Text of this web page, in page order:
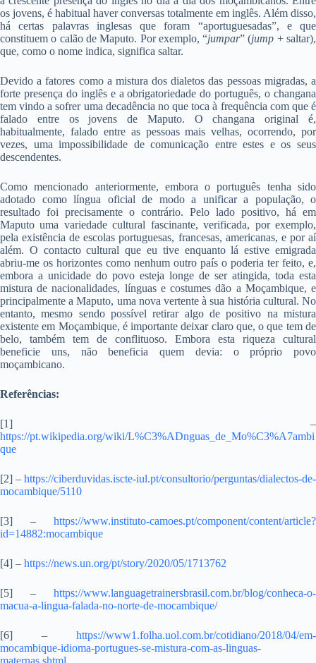
os jovens, é habitual haver conversas totalmente em inglês. Além disso,
há certas palavras inglesas que foram “aportuguesadas”, e que
constituem o calão de Maputo. Por exemplo, “jumpar” (jump + saltar),
que, como o nome indica, significa saltar.
Devido a fatores como a mistura dos dialetos das pessoas migradas, a
forte presença do inglês e a obrigatoriedade do português, o changana
tem vindo a sofrer uma decadência no que toca à frequência com que é
falado entre os jovens de Maputo. O changana original é,
habitualmente, falado entre as pessoas mais velhas, ocorrendo, por
vezes, uma impossibilidade de comunicação entre estes e os seus
descendentes.
Como mencionado anteriormente, embora o português tenha sido
adotado como língua oficial de modo a unificar a população, o
resultado foi precisamente o contrário. Pelo lado positivo, há em
Maputo uma variedade cultural fascinante, verificada, por exemplo,
pela existência de escolas portuguesas, francesas, americanas, e por aí
além. O contacto cultural que eu tive enquanto lá estive emigrada
abriu-me os horizontes como nenhum outro país o poderia ter feito, e,
embora a unicidade do povo esteja longe de ser atingida, toda esta
mistura de nacionalidades, línguas e costumes dão a Moçambique, e
principalmente a Maputo, uma nova vertente à sua história cultural. No
entanto, mesmo sendo possível retirar algo de positivo na mistura
existente em Moçambique, é importante deixar claro que, o que tem de
belo, também tem de conflituoso. Embora esta riqueza cultural
beneficie uns, não beneficia quem devia: o próprio povo
moçambicano.
Referências:
[1] –
https://pt.wikipedia.org/wiki/L%C3%ADnguas_de_Mo%C3%A7ambi
que
[2] – https://ciberduvidas.iscte-iul.pt/consultorio/perguntas/dialectos-de-
mocambique/5110
[3] – https://www.instituto-camoes.pt/component/content/article?
id=14882:mocambique
[4] – https://news.un.org/pt/story/2020/05/1713762
[5] – https://www.languagetrainersbrasil.com.br/blog/conheca-o-
macua-a-lingua-falada-no-norte-de-mocambique/
[6] – https://www1.folha.uol.com.br/cotidiano/2018/04/em-
mocambique-idioma-portugues-se-mistura-com-as-linguas-